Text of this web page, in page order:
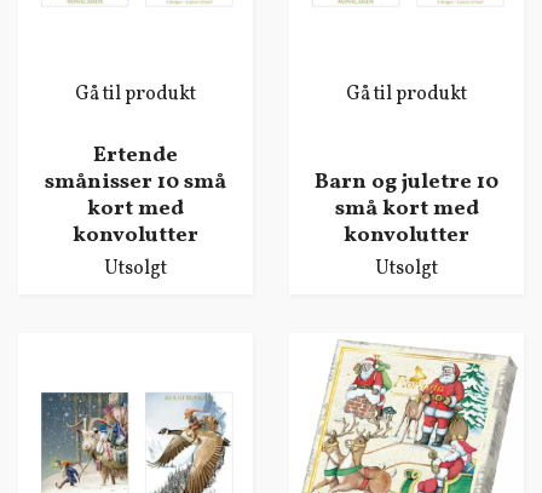
Gå til produkt
Ertende
smånisser 10 små
kort med
konvolutter
Utsolgt
Gå til produkt
Barn og juletre 10
små kort med
konvolutter
Utsolgt